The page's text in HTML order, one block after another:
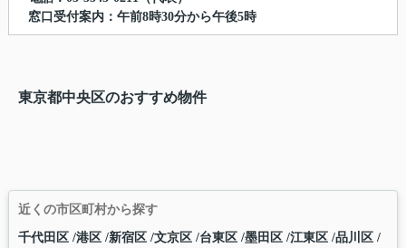
窓口受付案内：午前8時30分から午後5時
東京都中央区のおすすめ物件
近くの市区町村から探す
千代田区 港区 新宿区 文京区 台東区 墨田区 江東区 品川区